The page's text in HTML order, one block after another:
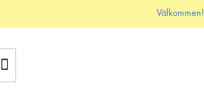
Välkommen!